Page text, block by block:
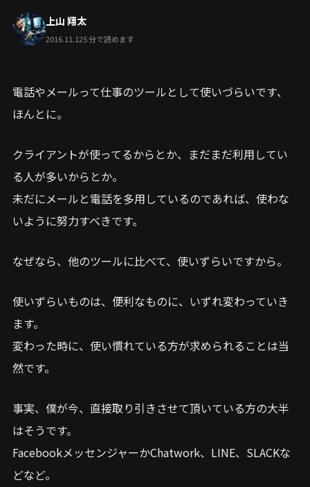
上山 翔太
2016.11.125 分で読めます
電話やメールって仕事のツールとして使いづらいです、
ほんとに。
クライアントが使ってるからとか、まだまだ利用してい
る人が多いからとか。
未だにメールと電話を多用しているのであれば、使わな
いように努力すべきです。
なぜなら、他のツールに比べて、使いずらいですから。
使いずらいものは、便利なものに、いずれ変わっていき
ます。
変わった時に、使い慣れている方が求められることは当
然です。
事実、僕が今、直接取り引きさせて頂いている方の大半
はそうです。
FacebookメッセンジャーかChatwork、LINE、SLACKな
どなど。